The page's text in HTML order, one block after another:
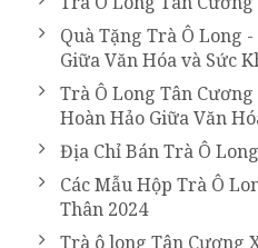
Quà Tặng Trà Ô Long
Giữa Văn Hóa và Sức
Trà Ô Long Tân
Hoàn Hảo Giữa Văn
Địa Chỉ Bán Trà Ô
Các Mẫu Hộp Trà Ô
Thân 2024
Trà ô long Tân Cương